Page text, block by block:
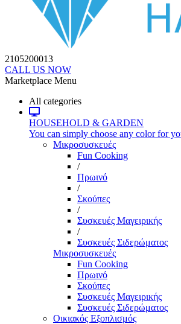
2105200013
CALL US NOW
Marketplace Menu
All categories
HOUSEHOLD & GARDEN
You can simply choose any color for
Μικροσυσκευές
Fun Cooking
/
Πρωινό
/
Σκούπες
/
Συσκευές Μαγειρικής
/
Συσκευές Σιδερώματος
Μικροσυσκευές
Fun Cooking
Πρωινό
Σκούπες
Συσκευές Μαγειρικής
Συσκευές Σιδερώματος
Οικιακός Εξοπλισμός